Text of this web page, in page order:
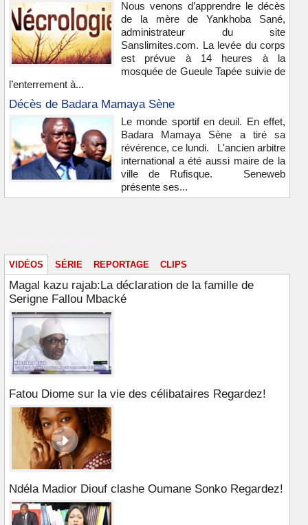
Nous venons d’apprendre le décès
de la mère de Yankhoba Sané,
administrateur du site
Sanslimites.com. La levée du corps
est prévue à 14 heures à la
mosquée de Gueule Tapée suivie de
l’enterrement à...
Décès de Badara Mamaya Sène
Le monde sportif en deuil. En effet,
Badara Mamaya Sène a tiré sa
révérence, ce lundi. L'ancien arbitre
international a été aussi maire de la
ville de Rufisque. Seneweb
présente ses...
VIDÉOS SÉRIE REPORTAGE CLIPS
Magal kazu rajab:La déclaration de la famille de
Serigne Fallou Mbacké
Fatou Diome sur la vie des célibataires Regardez!
Ndéla Madior Diouf clashe Oumane Sonko Regardez!